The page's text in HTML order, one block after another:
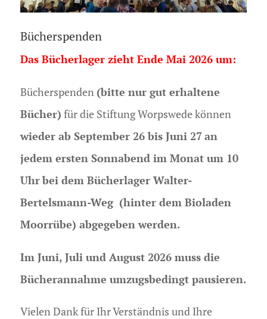
Bücherspenden
Das Bücherlager zieht Ende Mai 2026 um:
Bücherspenden (bitte nur gut erhaltene
Bücher) für die Stiftung Worpswede können
wieder ab September 26 bis Juni 27an
jedem ersten Sonnabend im Monat um 10
Uhrbei dem Bücherlager Walter-
Bertelsmann-Weg (hinter dem Bioladen
Moorrübe) abgegeben werden.
Im Juni, Juli und August 2026 muss die
Bücherannahme umzugsbedingt pausieren.
Vielen Dank für Ihr Verständnis und Ihre